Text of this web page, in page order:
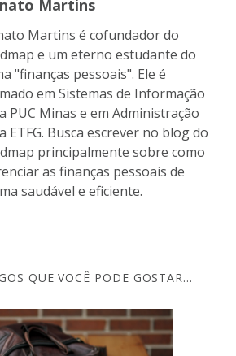
Martins
Martins é cofundador do
e um eterno estudante do
"finanças pessoais". Ele é
em Sistemas de Informação
PUC Minas e em Administração
ETFG. Busca escrever no blog do
principalmente sobre como
as finanças pessoais de
saudável e eficiente.
QUE VOCÊ PODE GOSTAR...